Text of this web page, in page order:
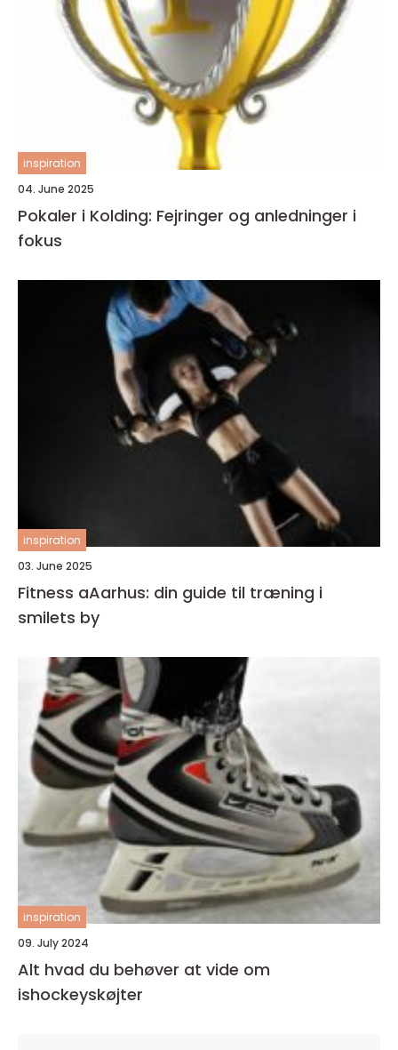
inspiration
04. June 2025
Pokaler i Kolding: Fejringer og anledninger i
fokus
inspiration
03. June 2025
Fitness aAarhus: din guide til træning i
smilets by
inspiration
09. July 2024
Alt hvad du behøver at vide om
ishockeyskøjter